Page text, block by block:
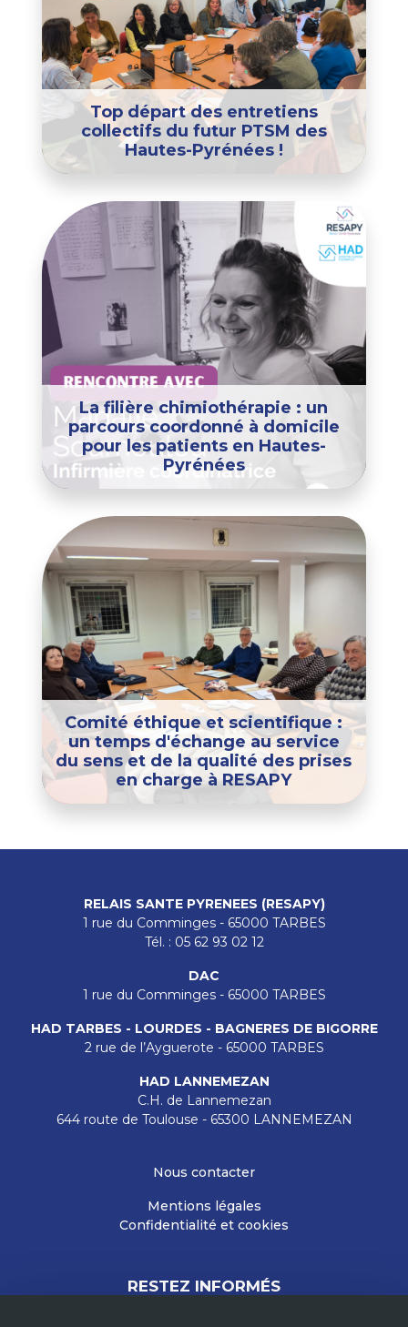
Top départ des entretiens
collectifs du futur PTSM des
Hautes-Pyrénées !
La filière chimiothérapie : un
parcours coordonné à domicile
pour les patients en Hautes-
Pyrénées
Comité éthique et scientifique :
un temps d'échange au service
du sens et de la qualité des prises
en charge à RESAPY
RELAIS SANTE PYRENEES (RESAPY)
1 rue du Comminges - 65000 TARBES
Tél. : 05 62 93 02 12
DAC
1 rue du Comminges - 65000 TARBES
HAD TARBES - LOURDES - BAGNERES DE BIGORRE
2 rue de l’Ayguerote - 65000 TARBES
HAD LANNEMEZAN
C.H. de Lannemezan
644 route de Toulouse - 65300 LANNEMEZAN
Nous contacter
Mentions légales
Confidentialité et cookies
RESTEZ INFORMÉS